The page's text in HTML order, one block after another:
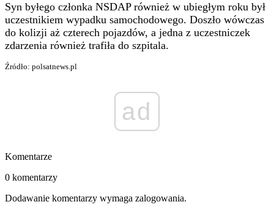
Syn byłego członka NSDAP również w ubiegłym roku był
uczestnikiem wypadku samochodowego. Doszło wówczas
do kolizji aż czterech pojazdów, a jedna z uczestniczek
zdarzenia również trafiła do szpitala.
Źródło: polsatnews.pl
ad
Komentarze
0 komentarzy
Dodawanie komentarzy wymaga zalogowania.